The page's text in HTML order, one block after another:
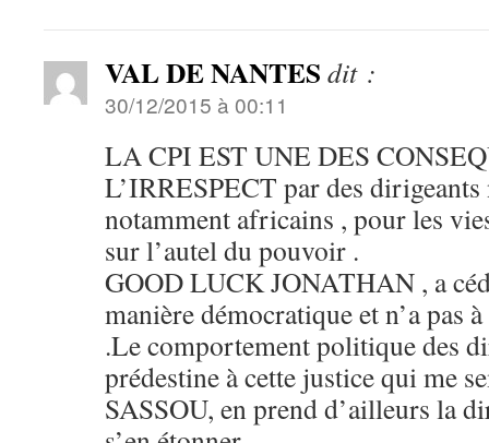
VAL DE NANTES dit :
30/12/2015 à 00:11
LA CPI EST UNE DES
L’IRRESPECT par des
notamment africains , pour les
sur l’autel du pouvoir .
GOOD LUCK JONATHAN , a
manière démocratique et n’a pas
.Le comportement politique des
prédestine à cette justice qui me
SASSOU, en prend d’ailleurs la